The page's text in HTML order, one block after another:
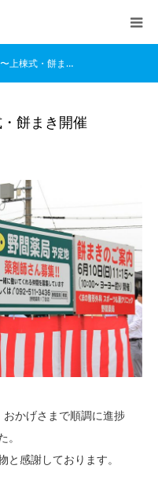
上棟式・餅ま…
餅まき開催
かげさまで順調に進捗
感謝しております。
土
日
12：30
○ ○
休
○ 休 休